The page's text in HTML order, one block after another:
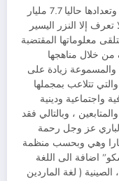
نصف البشرية وتعدادها حاليا 7.7 مليار
يتوقع وصولها إلى 9.7 مليار عام 2050 لا تعرف إلا النزر اليسير
معلوماتها المقتضبة
من خلال مناهجها
والمسموعة زيادة على
تتلاعب بمجملها
واجتماعية ودينية
، وبالتالي فقد
عز وجل رحمة
وهي وبحسب منظمة
اضافة الى اللغة
ويتحدث بها ( 1,268مليار )، الصينية ( لغة الماردين